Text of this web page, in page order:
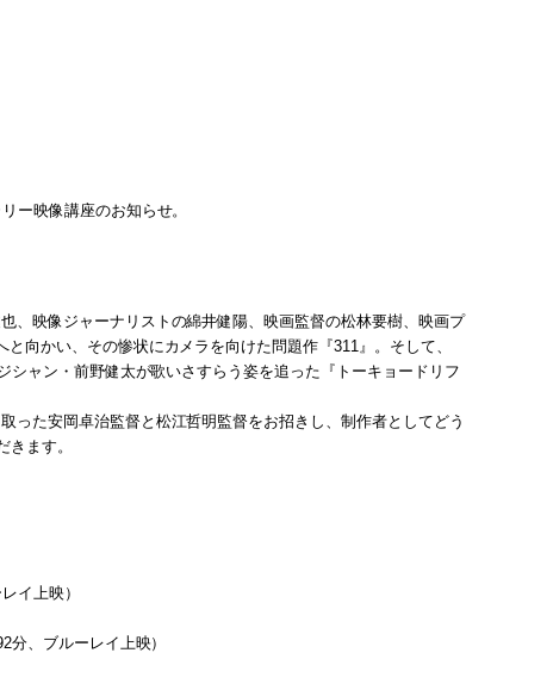
ー映像講座のお知らせ。
、映像ジャーナリストの綿井健陽、映画監督の松林要樹、映画プ
向かい、その惨状にカメラを向けた問題作『311』。そして、
ャン・前野健太が歌いさすらう姿を追った『トーキョードリフ
った安岡卓治監督と松江哲明監督をお招きし、制作者としてどう
ます。
イ上映）
分、ブルーレイ上映）